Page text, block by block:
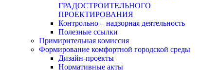
ГРАДОСТРОИТЕЛЬНОГО
ПРОЕКТИРОВАНИЯ
Контрольно – надзорная деятельность
Полезные ссылки
Примирительная комиссия
Формирование комфортной городской среды
Дизайн-проекты
Нормативные акты